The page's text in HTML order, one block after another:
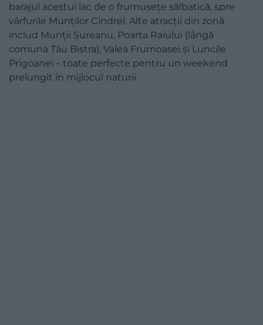
barajul acestui lac de o frumusețe sălbatică, spre
vârfurile Munților Cindrel. Alte atracții din zonă
includ Munții Șureanu, Poarta Raiului (lângă
comuna Tău Bistra), Valea Frumoasei și Luncile
Prigoanei – toate perfecte pentru un weekend
prelungit în mijlocul naturii.